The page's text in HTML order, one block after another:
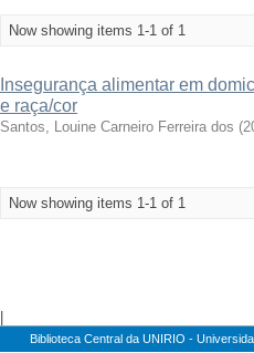
Now showing items 1-1 of 1
Insegurança alimentar em
e raça/cor
Santos, Louine Carneiro Ferreira dos (
Now showing items 1-1 of 1
Biblioteca Central da UNIRIO -